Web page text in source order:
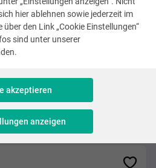
ist veraltet.
anzeigen
hier ablehnen sowie jederzeit im
den Link „Cookie Einstellungen“
sind unter unserer
akzeptieren
anzeigen